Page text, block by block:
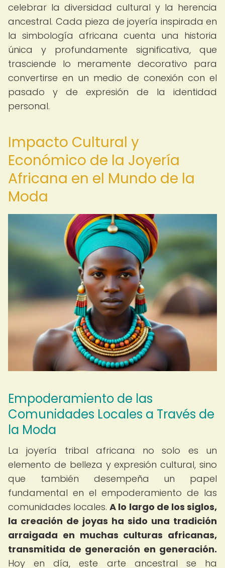
celebrar la diversidad cultural y la herencia
ancestral. Cada pieza de joyería inspirada en
la simbología africana cuenta una historia
única y profundamente significativa, que
trasciende lo meramente decorativo para
convertirse en un medio de conexión con el
pasado y de expresión de la identidad
personal.
Impacto Cultural y
Económico de la Joyería
Africana en el Mundo de la
Moda
Empoderamiento de las
Comunidades Locales a Través de
la Moda
La joyería tribal africana no solo es un
elemento de belleza y expresión cultural, sino
que también desempeña un papel
fundamental en el empoderamiento de las
comunidades locales.A lo largo de los siglos,
la creación de joyas ha sido una tradición
arraigada en muchas culturas africanas,
transmitida de generación en generación.
Hoy en día, este arte ancestral se ha